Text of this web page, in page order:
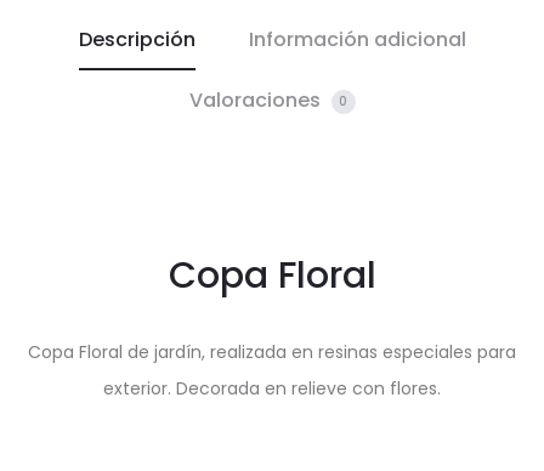
Descripción Información adicional
Valoraciones 0
Copa Floral
Copa Floral de jardín, realizada en resinas especiales para
exterior. Decorada en relieve con flores.